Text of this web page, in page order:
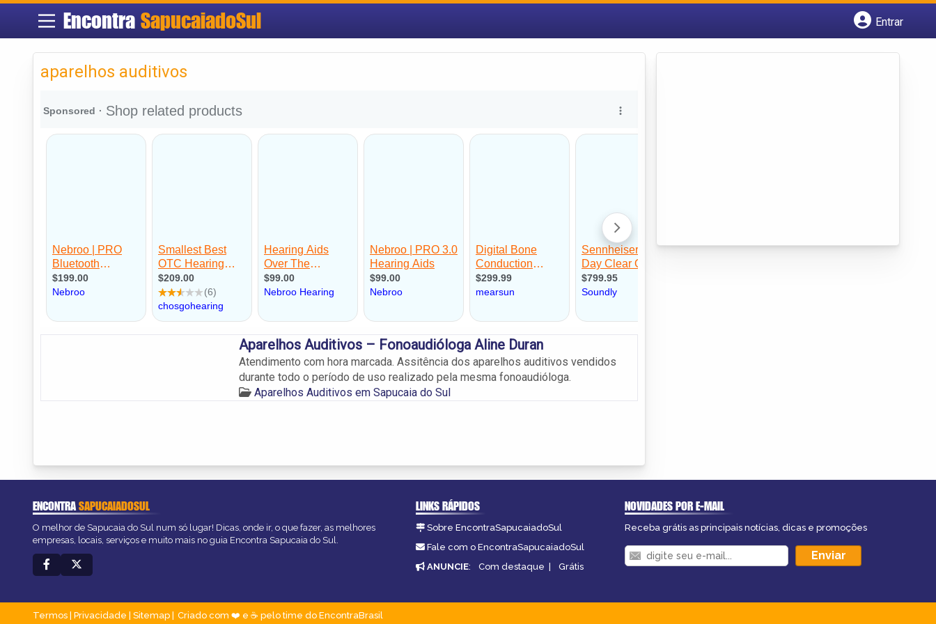
Encontra SapucaiadoSul
Entrar
aparelhos auditivos
Aparelhos Auditivos – Fonoaudióloga Aline Duran
Atendimento com hora marcada. Assitência dos aparelhos auditivos vendidos
durante todo o período de uso realizado pela mesma fonoaudióloga.
Aparelhos Auditivos em Sapucaia do Sul
ENCONTRASAPUCAIADOSUL
O melhor de Sapucaia do Sul num só lugar! Dicas, onde ir, o que fazer, as melhores
empresas, locais, serviços e muito mais no guia Encontra Sapucaia do Sul.
LINKS RÁPIDOS
Sobre EncontraSapucaiadoSul
Fale com o EncontraSapucaiadoSul
ANUNCIE: Com destaque | Grátis
NOVIDADES POR E-MAIL
Receba grátis as principais notícias, dicas e promoções
Termos Privacidade Sitemap Criado com ❤️ e ☕ pelo time do EncontraBrasil